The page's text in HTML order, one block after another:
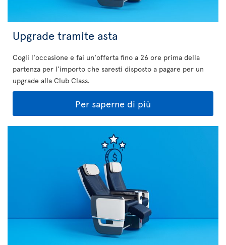
Upgrade tramite asta
Cogli l'occasione e fai un'offerta fino a 26 ore prima della
partenza per l'importo che saresti disposto a pagare per un
upgrade alla Club Class.
Per saperne di più